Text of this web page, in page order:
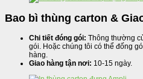
Bao bì thùng carton &
Chi tiết đóng gói: Thông thường
gói. Hoặc chúng tôi có thể đống
hàng.
Giao hàng tận nơi: 10-15 ngày.